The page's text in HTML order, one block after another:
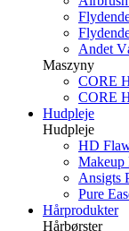
Andet
Maszyny
CORE
CORE
Hudpleje
Hudpleje
HD
Makeup
Ansigts
Pure
Hårprodukter
Hårbørster